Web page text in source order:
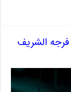
فرجه الشريف